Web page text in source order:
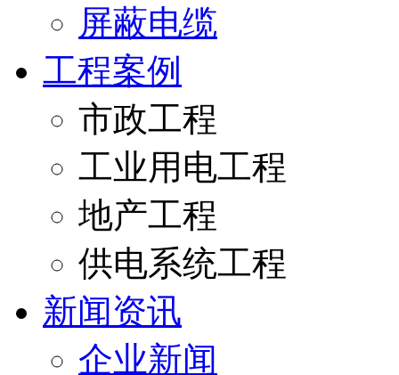
屏蔽电缆
工程案例
市政工程
工业用电工程
地产工程
供电系统工程
新闻资讯
企业新闻